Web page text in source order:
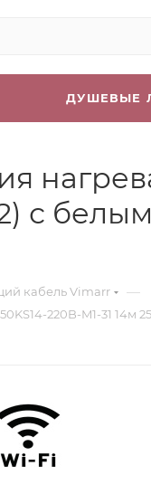
ДУШЕВЫЕ
м2) с
кабель Vimarr —
220B-M1-31